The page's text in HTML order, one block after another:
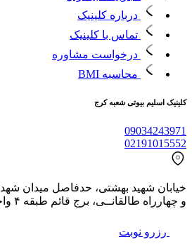
درباره کلینیک
تماس با کلینیک
درخواست مشاوره
محاسبه BMI
کلینیک اسلیم بیوتی شعبه کرج
09034243971
02191015552
خیابان شهید بهشتی، حدفاصل میدان شهدا
و چهارراه طالقانــی، برج قائم طبقه ۴ واحد ۱۲
رزرو نوبت